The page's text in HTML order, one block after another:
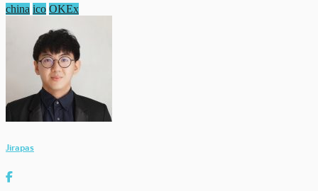
china ico OKEx
Jirapas